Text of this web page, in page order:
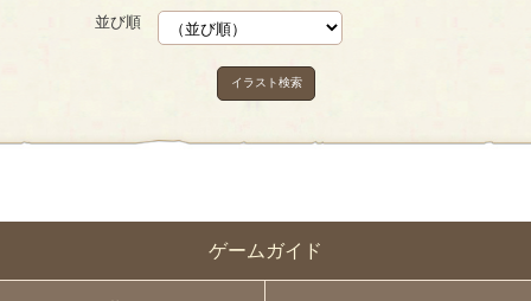
ゲームガイド
並び順
イラスト検索